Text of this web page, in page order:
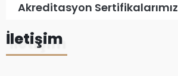
Akreditasyon Sertifikalarımız
İletişim